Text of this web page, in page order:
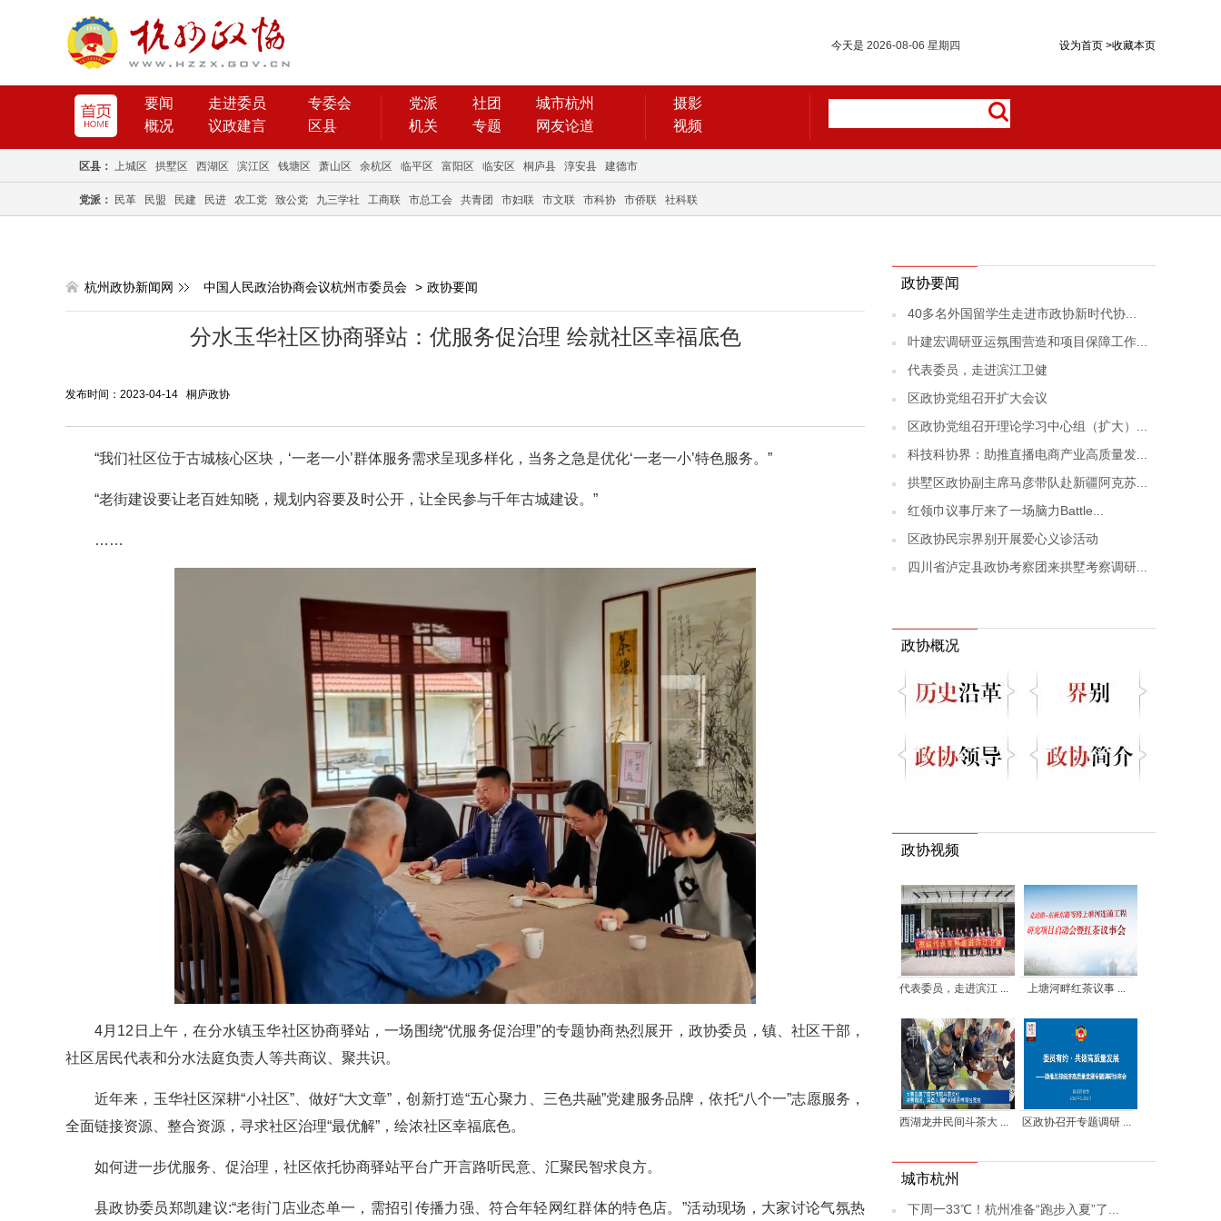
设为首页 >收藏本页
今天是 2026-08-06 星期四
要闻 走进委员
专委会
概况
议政建言 区县
党派 社团
城市杭州
机关
专题 网友论道
摄影
视频
区县： 上城区 拱墅区 西湖区 滨江区 钱塘区 萧山区 余杭区 临平区 富阳区 临安区 桐庐县 淳安县 建德市
党派： 民革 民盟 民建 民进 农工党 致公党 九三学社 工商联 市总工会 共青团 市妇联 市文联 市科协 市侨联 社科联
杭州政协新闻网 中国人民政治协商会议杭州市委员会 > 政协要闻
分水玉华社区协商驿站：优服务促治理 绘就社区幸福底色
发布时间：2023-04-14 桐庐政协
“我们社区位于古城核心区块，‘一老一小’群体服务需求呈现多样化，当务之急是优化‘一老一小’特色服务。”
“老街建设要让老百姓知晓，规划内容要及时公开，让全民参与千年古城建设。”
……
4月12日上午，在分水镇玉华社区协商驿站，一场围绕“优服务促治理”的专题协商热烈展开，政协委员，镇、社区干部，
社区居民代表和分水法庭负责人等共商议、聚共识。
近年来，玉华社区深耕“小社区”、做好“大文章”，创新打造“五心聚力、三色共融”党建服务品牌，依托“八个一”志愿服务，
全面链接资源、整合资源，寻求社区治理“最优解”，绘浓社区幸福底色。
如何进一步优服务、促治理，社区依托协商驿站平台广开言路听民意、汇聚民智求良方。
县政协委员郑凯建议:“老街门店业态单一，需招引传播力强、符合年轻网红群体的特色店。”活动现场，大家讨论气氛热
政协要闻
40多名外国留学生走进市政协新时代协...
叶建宏调研亚运氛围营造和项目保障工作...
代表委员，走进滨江卫健
区政协党组召开扩大会议
区政协党组召开理论学习中心组（扩大）...
科技科协界：助推直播电商产业高质量发...
拱墅区政协副主席马彦带队赴新疆阿克苏...
红领巾议事厅来了一场脑力Battle...
区政协民宗界别开展爱心义诊活动
四川省泸定县政协考察团来拱墅考察调研...
政协概况
政协视频
代表委员，走进滨江 ... 上塘河畔红茶议事 ...
西湖龙井民间斗茶大 ... 区政协召开专题调研 ...
城市杭州
下周一33℃！杭州准备“跑步入夏”了...